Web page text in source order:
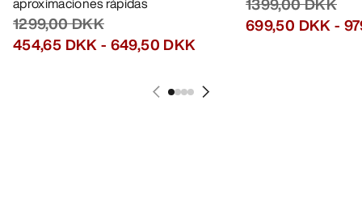
1299,00 DKK
454,65 DKK- 649,50 DKK
699,50 DKK-